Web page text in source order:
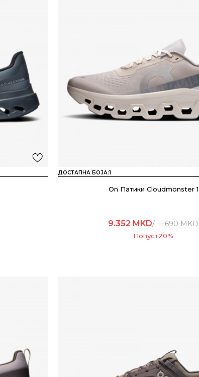
ДОСТАПНА БОЈА:1
On Патики Cloudmonster 1
9.352 MKD 11.690MKD
Попуст20%